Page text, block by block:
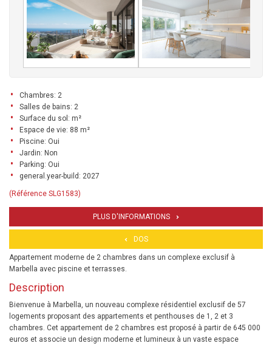
Chambres: 2
Salles de bains: 2
Surface du sol: m²
Espace de vie: 88 m²
Piscine: Oui
Jardin: Non
Parking: Oui
general.year-build: 2027
(Référence SLG1583)
PLUS D'INFORMATIONS
DOS
Appartement moderne de 2 chambres dans un complexe exclusif à
Marbella avec piscine et terrasses.
Description
Bienvenue à Marbella, un nouveau complexe résidentiel exclusif de 57
logements proposant des appartements et penthouses de 1, 2 et 3
chambres. Cet appartement de 2 chambres est proposé à partir de 645 000
euros et associe un design moderne et lumineux à un vaste espace